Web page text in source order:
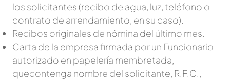
los solicitantes (recibo de agua, luz, teléfono o
contrato de arrendamiento, en su caso).
Recibos originales de nómina del último mes.
Carta de la empresa firmada por un Funcionario
autorizado en papelería membretada,
quecontenga nombre del solicitante, R.F.C.,